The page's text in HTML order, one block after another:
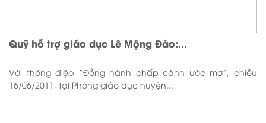
Quỹ hỗ trợ giáo dục Lê Mộng Đào:...
Với thông điệp “Đồng hành chấp cánh ước mơ”, chiều
16/06/2011, tại Phòng giáo dục huyện...